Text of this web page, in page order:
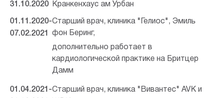
31.10.2020
Кранкенхаус ам Урбан
01.11.2020-
07.02.2021
Старший врач, клиника "Гелиос", Эмиль
фон Беринг,
дополнительно работает в
кардиологической практике на Бритцер
Дамм
01.04.2021-Старший врач, клиника "Вивантес" AVK и